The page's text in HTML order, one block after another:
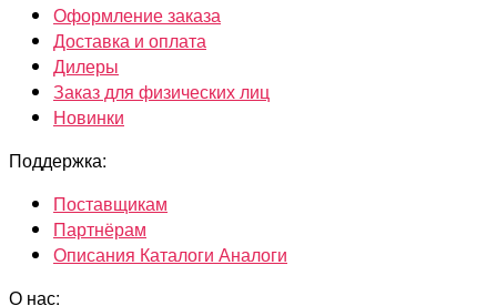
Оформление заказа
Доставка и оплата
Дилеры
Заказ для физических лиц
Новинки
Поддержка:
Поставщикам
Партнёрам
Описания Каталоги Аналоги
О нас: